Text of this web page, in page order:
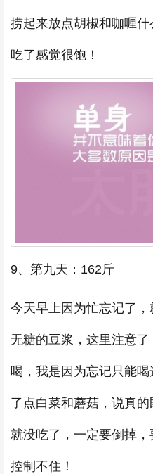
捞起来放点胡椒和咖喱
吃了感觉很饱！
9、第九天：162斤
今天早上因为忙忘记了
无糖的豆浆，这里注意
喝，我是因为忘记只能
了点白菜和蘑菇，说真
就没吃了，一定要倒掉
控制不住！